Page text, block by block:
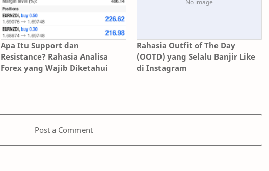
Apa Itu Support dan
Resistance? Rahasia Analisa
Forex yang Wajib Diketahui
Rahasia Outfit of The Day
(OOTD) yang Selalu Banjir Like
di Instagram
Post a Comment